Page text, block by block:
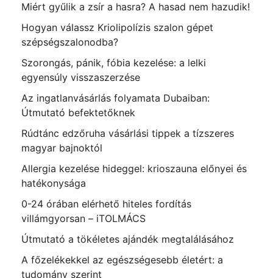
Miért gyűlik a zsír a hasra? A hasad nem hazudik!
Hogyan válassz Kriolipolízis szalon gépet
szépségszalonodba?
Szorongás, pánik, fóbia kezelése: a lelki
egyensúly visszaszerzése
Az ingatlanvásárlás folyamata Dubaiban:
Útmutató befektetőknek
Rúdtánc edzőruha vásárlási tippek a tízszeres
magyar bajnoktól
Allergia kezelése hideggel: krioszauna előnyei és
hatékonysága
0-24 órában elérhető hiteles fordítás
villámgyorsan – iTOLMÁCS
Útmutató a tökéletes ajándék megtalálásához
A főzelékekkel az egészségesebb életért: a
tudomány szerint